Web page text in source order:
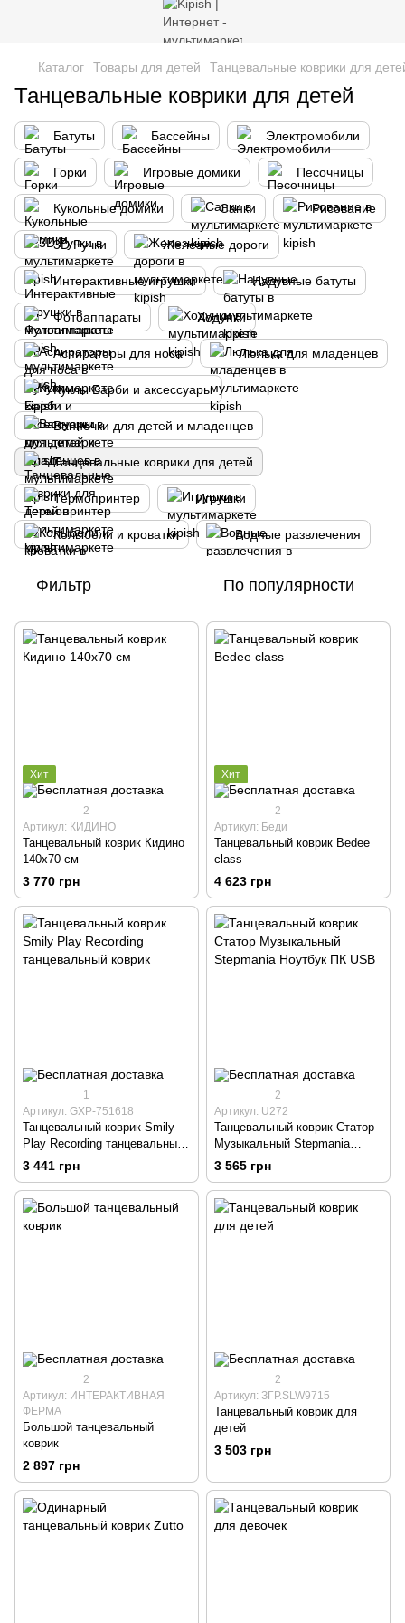
Каталог Товары для детей Танцевальные коврики для
Танцевальные коврики для детей
Батуты Бассейны Электромобили
Горки Игровые домики Песочницы
Кукольные домики Санки Рисование
3D Ручки Железные дороги
Интерактивные игрушки Надувные батуты
Фотоаппараты Ходунки
Аспираторы для носа Люлька для младенцев
Куклы Барби и аксессуары
Ванночки для детей и младенцев
Танцевальные коврики для детей
Термопринтер Игрушки
Колыбели и кроватки Водные развлечения
Фильтр По популярности
Хит
2
Артикул: КИДИНО
Танцевальный коврик Кидино
140х70 см
3 770 грн
Хит
2
Артикул: Беди
Танцевальный коврик Bedee
class
4 623 грн
1
Артикул: GXP-751618
Танцевальный коврик Smily
Play Recording танцевальный
коврик
3 441 грн
2
Артикул: U272
Танцевальный коврик Статор
Музыкальный Stepmania
Ноутбук ПК USB
3 565 грн
2
Артикул: ИНТЕРАКТИВНАЯ
ФЕРМА
Большой танцевальный
коврик
2 897 грн
2
Артикул: ЗГР.SLW9715
Танцевальный коврик для
детей
3 503 грн